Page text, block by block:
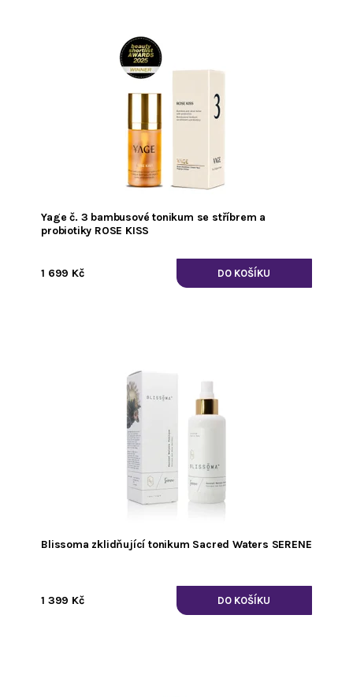
Yage č. 3 bambusové tonikum se stříbrem a
probiotiky ROSE KISS
1 699 Kč
Blissoma zklidňující tonikum Sacred Waters SERENE
1 399 Kč